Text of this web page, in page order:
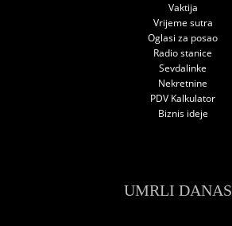
Vaktija
Vrijeme sutra
Oglasi za posao
Radio stanice
Sevdalinke
Nekretnine
PDV Kalkulator
Biznis ideje
UMRLI DANAS